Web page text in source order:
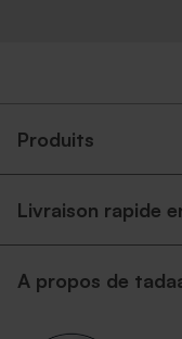
Produits
Livraison rapide
A propos de